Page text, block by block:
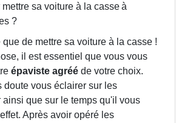
sa voiture à la casse à
?
de mettre sa voiture à la casse !
il est essentiel que vous vous
épaviste agréé de votre choix.
doute vous éclairer sur les
que sur le temps qu'il vous
Après avoir opéré les